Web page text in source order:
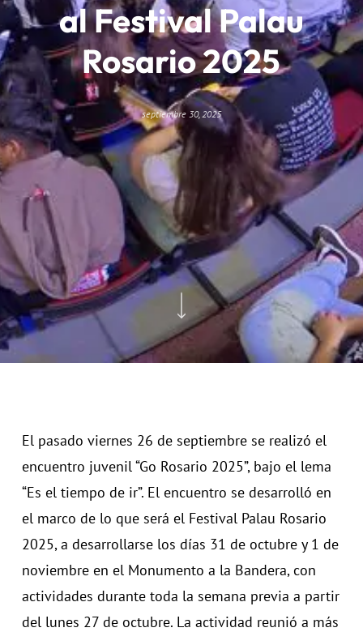
al Festival Palau
Rosario 2025
septiembre 30, 2025
El pasado viernes 26 de septiembre se realizó el
encuentro juvenil “Go Rosario 2025”, bajo el lema
“Es el tiempo de ir”. El encuentro se desarrolló en
el marco de lo que será el Festival Palau Rosario
2025, a desarrollarse los días 31 de octubre y 1 de
noviembre en el Monumento a la Bandera, con
actividades durante toda la semana previa a partir
del lunes 27 de octubre. La actividad reunió a más